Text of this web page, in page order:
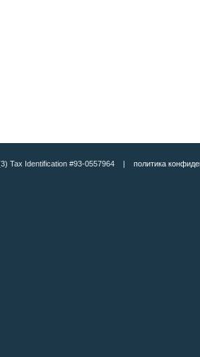
Tax Identification #93-0557964 |политика